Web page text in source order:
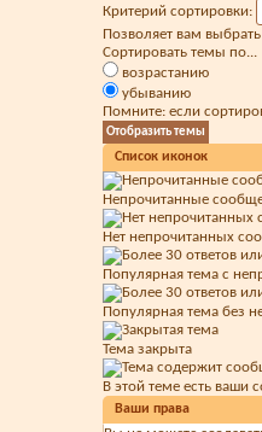
Критерий сортировки:
Позволяет вам
Сортировать темы по...
возрастанию
убыванию
Помните: если
Список иконок
Непрочитанные
Нет непрочитанных
Популярная тема с
Популярная тема без
Тема закрыта
В этой теме есть ваши
Ваши права